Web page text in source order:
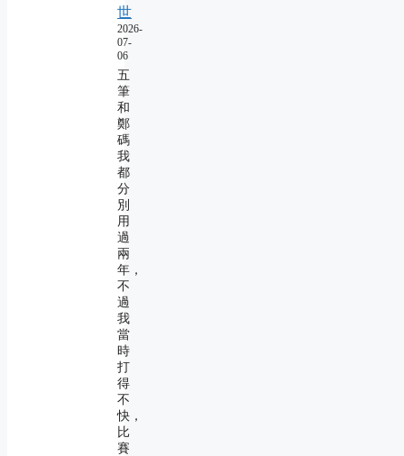
世
2026-
07-
06
五
筆
和
鄭
碼
我
都
分
別
用
過
兩
年，
不
過
我
當
時
打
得
不
快，
比
賽